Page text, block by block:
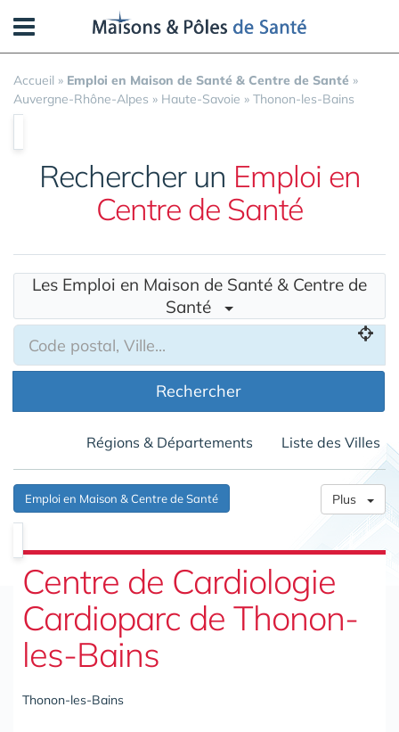
Accueil » Emploi en Maison de Santé & Centre de Santé »
Auvergne-Rhône-Alpes » Haute-Savoie » Thonon-les-Bains
Rechercher un Emploi en
Centre de Santé
Les Emploi en Maison de Santé & Centre de
Santé
Rechercher
Régions & Départements Liste des Villes
Emploi en Maison & Centre de Santé Plus
Centre de Cardiologie
Cardioparc de Thonon-
les-Bains
Thonon-les-Bains
Panneau de gestion des cookies